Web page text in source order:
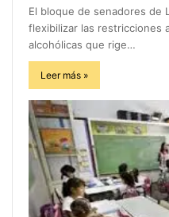
El bloque de senadores de
flexibilizar las restricciones
alcohólicas que rige…
Leer más »